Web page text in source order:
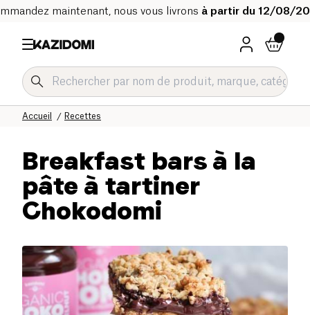
maintenant, nous vous livrons à partir du 12/08/
Recettes
Accueil
Breakfast bars à la
pâte à tartiner
Chokodomi